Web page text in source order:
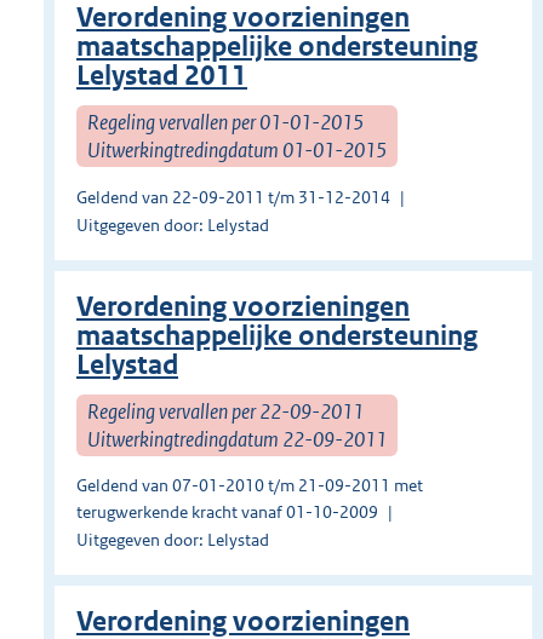
Verordening voorzieningen
maatschappelijke ondersteuning
Lelystad 2011
Regeling vervallen per 01-01-2015
Uitwerkingtredingdatum 01-01-2015
Geldend van 22-09-2011 t/m 31-12-2014
Uitgegeven door: Lelystad
Verordening voorzieningen
maatschappelijke ondersteuning
Lelystad
Regeling vervallen per 22-09-2011
Uitwerkingtredingdatum 22-09-2011
Geldend van 07-01-2010 t/m 21-09-2011 met
terugwerkende kracht vanaf 01-10-2009
Uitgegeven door: Lelystad
Verordening voorzieningen